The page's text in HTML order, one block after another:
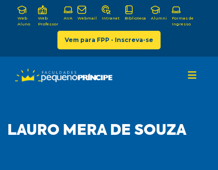
Web
Aluno
Web
Professor
AVA Webmail Intranet Biblioteca Alumni
Formas de
Ingresso
Vem para FPP - Inscreva-se
LAURO MERA DE SOUZA